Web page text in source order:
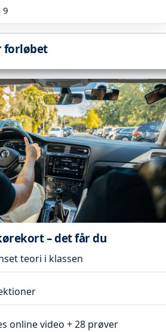
9
forløbet
– det får du
teori i klassen
online video + 28 prøver